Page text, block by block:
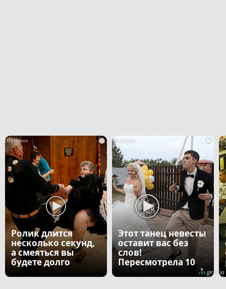
i
Ролик длится
несколько секунд,
а смеяться вы
будете долго
i
Этот танец невесты
оставит вас без
слов!
Пересмотрела 10